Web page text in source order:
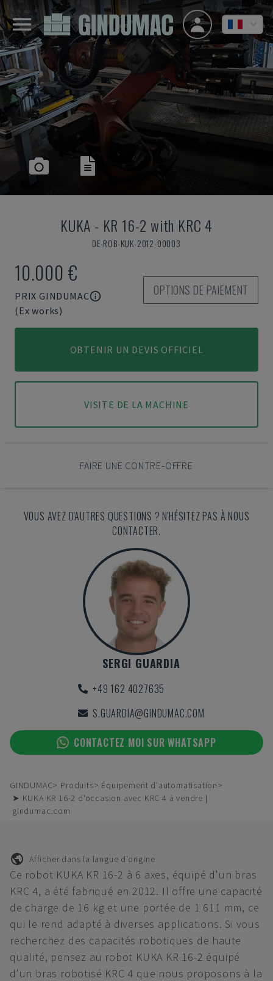
KUKA - KR 16-2 with KRC 4
DE-ROB-KUK-2012-00003
10.000 €
PRIX GINDUMAC
(Ex works)
OPTIONS DE PAIEMENT
OBTENIR UN DEVIS OFFICIEL
VISITE DE LA MACHINE
FAIRE UNE CONTRE-OFFRE
VOUS AVEZ D'AUTRES QUESTIONS ? N'HÉSITEZ PAS À NOUS
CONTACTER.
SERGI GUARDIA
+49 162 4027635
S.GUARDIA@GINDUMAC.COM
CONTACTEZ MOI SUR WHATSAPP
GINDUMAC Produits
Équipement d'automatisation
➤ KUKA KR 16-2 d'occasion avec KRC 4 à vendre |
gindumac.com
Afficher dans la langue d'origine
Ce robot KUKA KR 16-2 à 6 axes, équipé d'un bras
KRC 4, a été fabriqué en 2012. Il offre une capacité
de charge de 16 kg et une portée de 1 611 mm, ce
qui le rend adapté à diverses applications. Si vous
recherchez des capacités robotiques de haute
qualité, pensez au robot KUKA KR 16-2 équipé
d'un bras robotisé KRC 4 que nous proposons à la